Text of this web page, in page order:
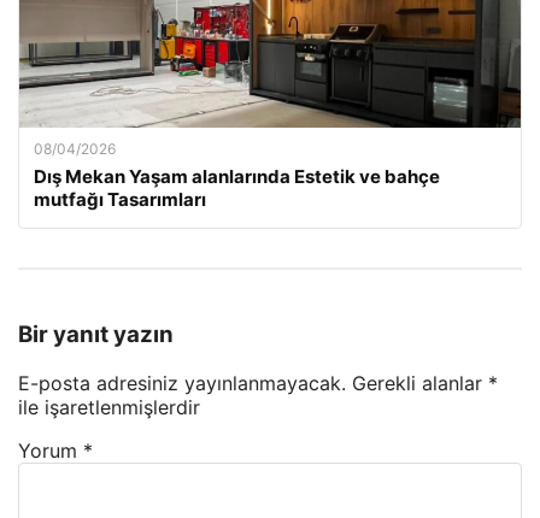
08/04/2026
Dış Mekan Yaşam alanlarında Estetik ve bahçe
mutfağı Tasarımları
Bir yanıt yazın
E-posta adresiniz yayınlanmayacak. Gerekli alanlar *
ile işaretlenmişlerdir
Yorum *